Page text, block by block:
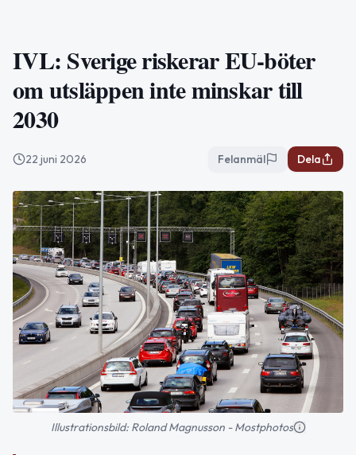
IVL: Sverige riskerar EU-böter
om utsläppen inte minskar till
2030
22 juni 2026 Felanmäl Dela
Illustrationsbild: Roland Magnusson - Mostphotos